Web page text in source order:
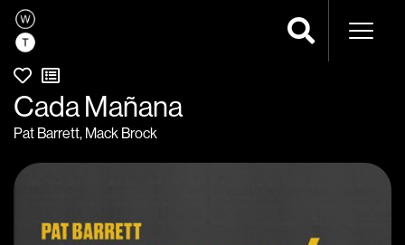
Cada Mañana
Pat Barrett, Mack Brock